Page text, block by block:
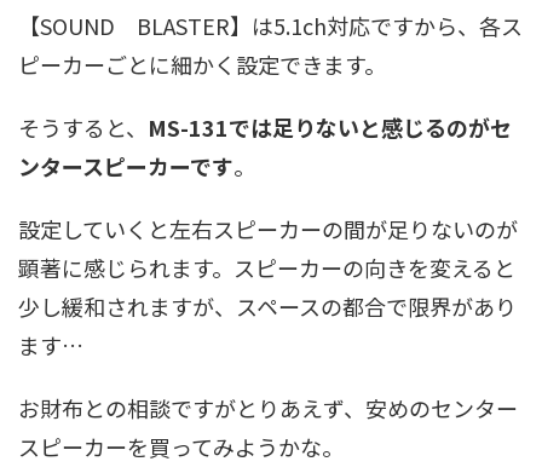
【SOUND BLASTER】は5.1ch対応ですから、各ス
ピーカーごとに細かく設定できます。
そうすると、 MS-131では足りないと感じるのがセ
ンタースピーカーです。
設定していくと左右スピーカーの間が足りないのが
顕著に感じられます。スピーカーの向きを変えると
少し緩和されますが、スペースの都合で限界があり
ます…
お財布との相談ですがとりあえず、安めのセンター
スピーカーを買ってみようかな。